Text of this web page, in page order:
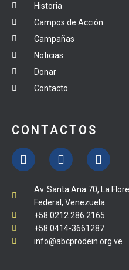
Historia
Campos de Acción
Campañas
Noticias
Donar
Contacto
CONTACTOS
Av. Santa Ana 70, La
Federal, Venezuela
+58 0212 286 2165
+58 0414-3661287
info@abcprodein.org.ve